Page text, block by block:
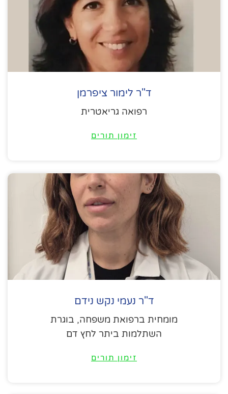
ד"ר לימור ציפרמן
רפואה גריאטרית
זימון תורים
ד"ר נעמי נקש נידם
מומחית ברפואת משפחה, בוגרת
השתלמות ביתר לחץ דם
זימון תורים